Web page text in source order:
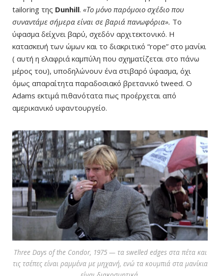
tailoring της Dunhill. «Το μόνο παρόμοιο σχέδιο που
συναντάμε σήμερα είναι σε βαριά πανωφόρια». Το
ύφασμα δείχνει βαρύ, σχεδόν αρχιτεκτονικό. Η
κατασκευή των ώμων και το διακριτικό “rope” στο μανίκι
( αυτή η ελαφριά καμπύλη που σχηματίζεται στο πάνω
μέρος του), υποδηλώνουν ένα στιβαρό ύφασμα, όχι
όμως απαραίτητα παραδοσιακό βρετανικό tweed. Ο
Adams εκτιμά πιθανότατα πως προέρχεται από
αμερικανικό υφαντουργείο.
Three Days of the Condor, 1975 — τα swelled edges στα πέτα και
τις τσέπες είναι ραμμένα με μηχανή, ενώ τα κουμπιά στα μανίκια